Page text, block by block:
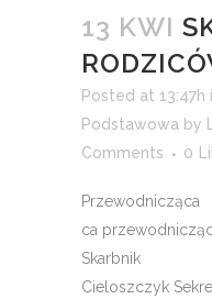
13 KWI
Posted at 13:47h
Podstawowa by
Comments
0
ca